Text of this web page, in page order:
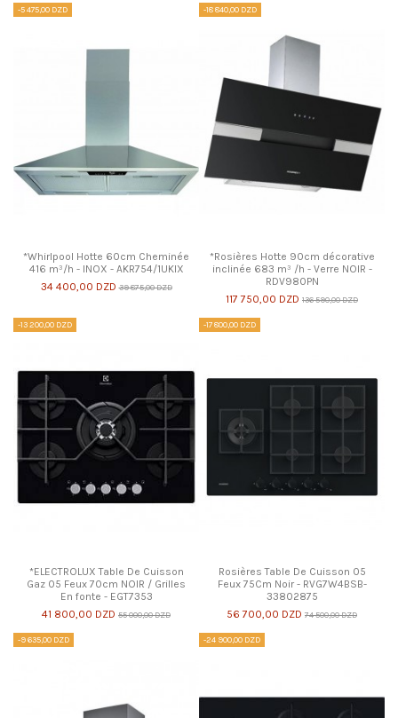
-5 475,00 DZD
*Whirlpool Hotte 60cm Cheminée
416 m³/h - INOX - AKR754/1UKIX
34 400,00 DZD 39 875,00 DZD
-18 840,00 DZD
*Rosières Hotte 90cm décorative
inclinée 683 m³ /h - Verre NOIR -
RDV980PN
117 750,00 DZD 136 590,00 DZD
-13 200,00 DZD
*ELECTROLUX Table De Cuisson
Gaz 05 Feux 70cm NOIR / Grilles
En fonte - EGT7353
41 800,00 DZD 55 000,00 DZD
-17 800,00 DZD
Rosières Table De Cuisson 05
Feux 75Cm Noir - RVG7W4BSB-
33802875
56 700,00 DZD 74 500,00 DZD
-9 635,00 DZD -24 900,00 DZD